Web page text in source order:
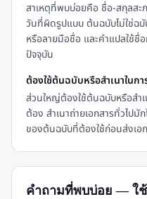
สาเหตุที่พบบ่อยคือ ชื่อ-สกุลสะ
วันที่ผิดรูปแบบ ต้นฉบับไม่ใช่ฉ
หรือลายมือชื่อ และคำแปลใช้ชื่
ปัจจุบัน
ต้องใช้ต้นฉบับหรือสำเนาในก
ส่วนใหญ่ต้องใช้ต้นฉบับหรือสำ
ต้อง สำเนาถ่ายเอกสารทั่วไป
ของต้นฉบับที่ต้องใช้ก่อนส่งเอ
คำถามที่พบบ่อย — ใ